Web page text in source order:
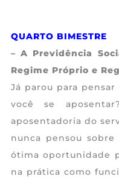
QUARTO BIMESTRE
– A Previdência
Regime Próprio e
Já parou para
você se
aposentadoria do
nunca pensou sobre
ótima oportunidade
na prática como